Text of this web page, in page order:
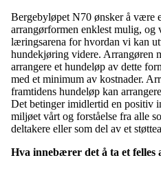
Bergebyløpet N70 ønsker å være
arrangørformen enklest mulig, og
læringsarena for hvordan vi kan
hundekjøring videre. Arrangøren
arrangere et hundeløp av dette
med et minimum av kostnader.
framtidens hundeløp kan
Det betinger imidlertid en positiv
miljøet vårt og forståelse fra alle
deltakere eller som del av et
Hva innebærer det å ta et felles